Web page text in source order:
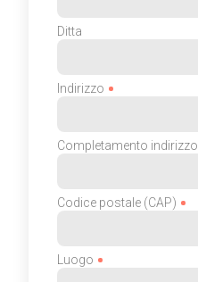
Ditta
Indirizzo
Completamento indirizzo
Codice postale (CAP)
Luogo